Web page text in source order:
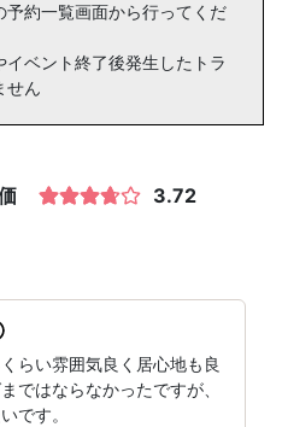
約一覧画面から行ってくだ
ベント終了後発生したトラ
せん
3.72
らい雰囲気良く居心地も良
ではならなかったですが、
です。